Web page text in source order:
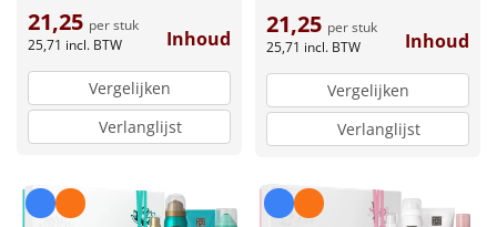
Tas
Wake up light
NIEUW
Borrelplank
Warmtekussen
NIEUW
21,25 per stuk
25,71 incl. BTW Inhoud
Vergelijken
Verlanglijst
21,25 per stuk
25,71 incl. BTW Inhoud
Vergelijken
Verlanglijst